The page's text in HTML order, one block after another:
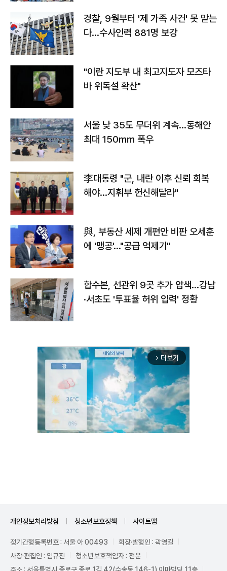
경찰, 9월부터 '제 가족 사건' 못 맡는
다…수사인력 881명 보강
"이란 지도부 내 최고지도자 모즈타
바 위독설 확산"
서울 낮 35도 무더위 계속…동해안
최대 150㎜ 폭우
李대통령 "군, 내란 이후 신뢰 회복
해야…지휘부 헌신해달라"
與, 부동산 세제 개편안 비판 오세훈
에 '맹공'…"공급 억제기"
합수본, 선관위 9곳 추가 압색…강남
·서초도 '투표율 허위 입력' 정황
arrow_forward_ios 더보기
개인정보처리방침 청소년보호정책 사이트맵
정기간행등록번호 : 서울 아 00493
회장·발행인 : 곽영길
사장·편집인 : 임규진
청소년보호책임자 : 전운